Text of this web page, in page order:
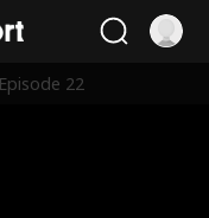
Episode 22